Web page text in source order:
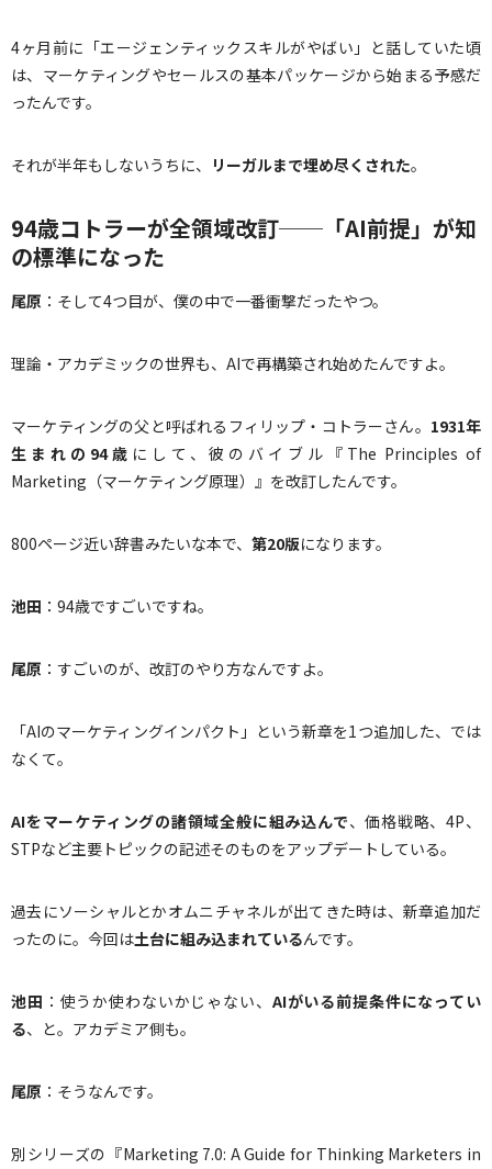
4ヶ月前に「エージェンティックスキルがやばい」と話していた頃
は、マーケティングやセールスの基本パッケージから始まる予感だ
ったんです。
それが半年もしないうちに、 リーガルまで埋め尽くされた。
94歳コトラーが全領域改訂──「AI前提」が知
の標準になった
尾原 ：そして4つ目が、僕の中で一番衝撃だったやつ。
理論・アカデミックの世界も、AIで再構築され始めたんですよ。
マーケティングの父と呼ばれるフィリップ・コトラーさん。 1931年
生まれの 94歳 にして、彼のバイブル『The Principles of
Marketing（マーケティング原理）』を改訂したんです。
800ページ近い辞書みたいな本で、 第20版になります。
池田 ：94歳ですごいですね。
尾原 ：すごいのが、改訂のやり方なんですよ。
「AIのマーケティングインパクト」という新章を1つ追加した、では
なくて。
AIをマーケティングの諸領域全般に組み込んで、価格戦略、4P、
STPなど主要トピックの記述そのものをアップデートしている。
過去にソーシャルとかオムニチャネルが出てきた時は、新章追加だ
ったのに。今回は土台に組み込まれているんです。
池田 ：使うか使わないかじゃない、 AIがいる前提条件になってい
る、と。アカデミア側も。
尾原 ：そうなんです。
別シリーズの『Marketing 7.0: A Guide for Thinking Marketers in